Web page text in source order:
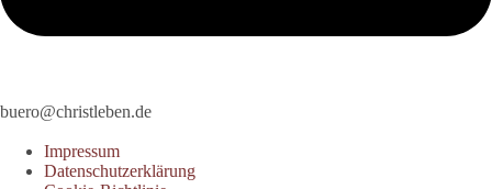
buero@christleben.de
Impressum
Datenschutzerklärung